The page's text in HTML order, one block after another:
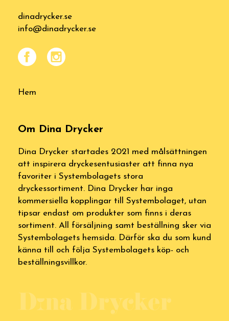
dinadrycker.se
info@dinadrycker.se
Hem
Om Dina Drycker
Dina Drycker startades 2021 med målsättningen
att inspirera dryckesentusiaster att finna nya
favoriter i Systembolagets stora
dryckessortiment. Dina Drycker har inga
kommersiella kopplingar till Systembolaget, utan
tipsar endast om produkter som finns i deras
sortiment. All försäljning samt beställning sker via
Systembolagets hemsida. Därför ska du som kund
känna till och följa Systembolagets köp- och
beställningsvillkor.